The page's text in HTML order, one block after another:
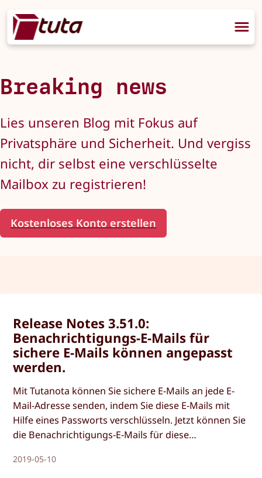
Breaking news
Lies unseren Blog mit Fokus auf
Privatsphäre und Sicherheit. Und vergiss
nicht, dir selbst eine verschlüsselte
Mailbox zu registrieren!
Kostenloses Konto erstellen
Release Notes 3.51.0:
Benachrichtigungs-E-Mails für
sichere E-Mails können angepasst
werden.
Mit Tutanota können Sie sichere E-Mails an jede E-
Mail-Adresse senden, indem Sie diese E-Mails mit
Hilfe eines Passworts verschlüsseln. Jetzt können Sie
die Benachrichtigungs-E-Mails für diese
2019-05-10